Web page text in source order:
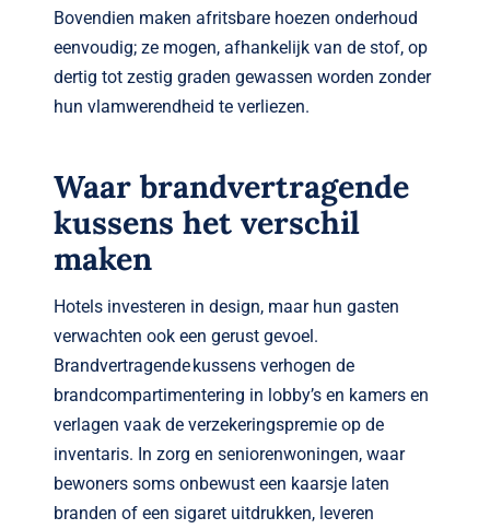
Bovendien maken afritsbare hoezen onderhoud
eenvoudig; ze mogen, afhankelijk van de stof, op
dertig tot zestig graden gewassen worden zonder
hun vlamwerendheid te verliezen.
Waar brandvertragende
kussens het verschil
maken
Hotels investeren in design, maar hun gasten
verwachten ook een gerust gevoel.
Brandvertragende kussens verhogen de
brandcompartimentering in lobby’s en kamers en
verlagen vaak de verzekeringspremie op de
inventaris. In zorg en seniorenwoningen, waar
bewoners soms onbewust een kaarsje laten
branden of een sigaret uitdrukken, leveren